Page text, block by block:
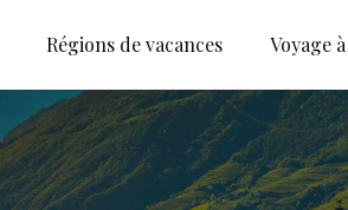
Régions de vacances Voyage